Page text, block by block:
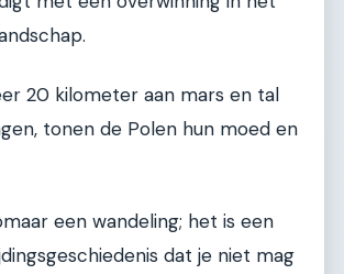
20 kilometer aan mars en tal
tonen de Polen hun moed en
een wandeling; het is een
dat je niet mag